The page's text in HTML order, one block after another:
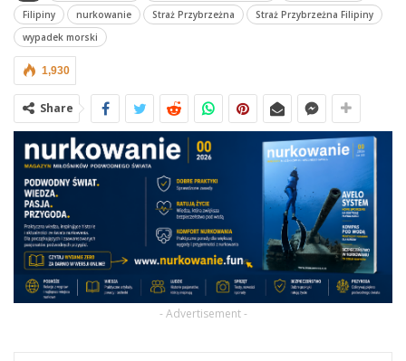
Filipiny
nurkowanie Straż Przybrzeżna
Straż Przybrzeżna Filipiny
wypadek morski
1,930
Share
- Advertisement -